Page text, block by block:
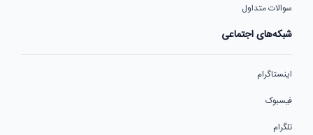
سوالات متداول
شبکه‌های اجتماعی
اینستاگرام
فیسبوک
تلگرام